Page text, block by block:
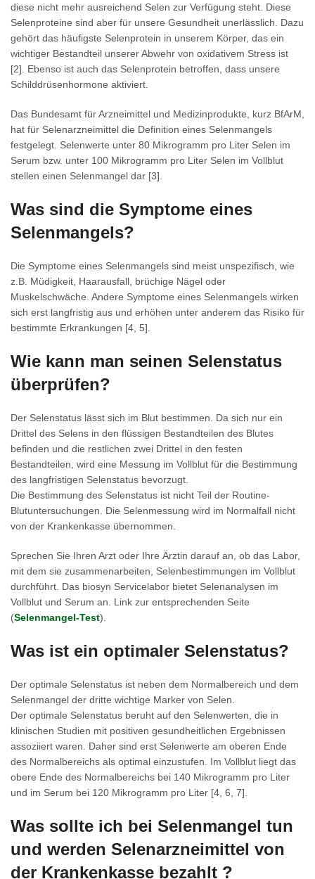
diese nicht mehr ausreichend Selen zur Verfügung steht. Diese
Selenproteine sind aber für unsere Gesundheit unerlässlich. Dazu
gehört das häufigste Selenprotein in unserem Körper, das ein
wichtiger Bestandteil unserer Abwehr von oxidativem Stress ist
[2]. Ebenso ist auch das Selenprotein betroffen, dass unsere
Schilddrüsenhormone aktiviert.
Das Bundesamt für Arzneimittel und Medizinprodukte, kurz BfArM,
hat für Selenarzneimittel die Definition eines Selenmangels
festgelegt. Selenwerte unter 80 Mikrogramm pro Liter Selen im
Serum bzw. unter 100 Mikrogramm pro Liter Selen im Vollblut
stellen einen Selenmangel dar [3].
Was sind die Symptome eines
Selenmangels?
Die Symptome eines Selenmangels sind meist unspezifisch, wie
z.B. Müdigkeit, Haarausfall, brüchige Nägel oder
Muskelschwäche. Andere Symptome eines Selenmangels wirken
sich erst langfristig aus und erhöhen unter anderem das Risiko für
bestimmte Erkrankungen [4, 5].
Wie kann man seinen Selenstatus
überprüfen?
Der Selenstatus lässt sich im Blut bestimmen. Da sich nur ein
Drittel des Selens in den flüssigen Bestandteilen des Blutes
befinden und die restlichen zwei Drittel in den festen
Bestandteilen, wird eine Messung im Vollblut für die Bestimmung
des langfristigen Selenstatus bevorzugt.
Die Bestimmung des Selenstatus ist nicht Teil der Routine-
Blutuntersuchungen. Die Selenmessung wird im Normalfall nicht
von der Krankenkasse übernommen.
Sprechen Sie Ihren Arzt oder Ihre Ärztin darauf an, ob das Labor,
mit dem sie zusammenarbeiten, Selenbestimmungen im Vollblut
durchführt. Das biosyn Servicelabor bietet Selenanalysen im
Vollblut und Serum an. Link zur entsprechenden Seite
(Selenmangel-Test).
Was ist ein optimaler Selenstatus?
Der optimale Selenstatus ist neben dem Normalbereich und dem
Selenmangel der dritte wichtige Marker von Selen.
Der optimale Selenstatus beruht auf den Selenwerten, die in
klinischen Studien mit positiven gesundheitlichen Ergebnissen
assoziiert waren. Daher sind erst Selenwerte am oberen Ende
des Normalbereichs als optimal einzustufen. Im Vollblut liegt das
obere Ende des Normalbereichs bei 140 Mikrogramm pro Liter
und im Serum bei 120 Mikrogramm pro Liter [4, 6, 7].
Was sollte ich bei Selenmangel tun
und werden Selenarzneimittel von
der Krankenkasse bezahlt ?